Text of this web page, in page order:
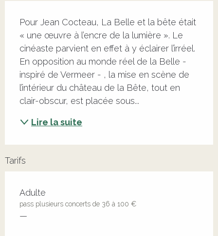
Pour Jean Cocteau, La Belle et la bête était
« une œuvre à l’encre de la lumière ». Le
cinéaste parvient en effet à y éclairer l’irréel.
En opposition au monde réel de la Belle -
inspiré de Vermeer - , la mise en scène de
l’intérieur du château de la Bête, tout en
clair-obscur, est placée sous...
Lire la suite
Tarifs
Adulte
pass plusieurs concerts de 36 à 100 €
—